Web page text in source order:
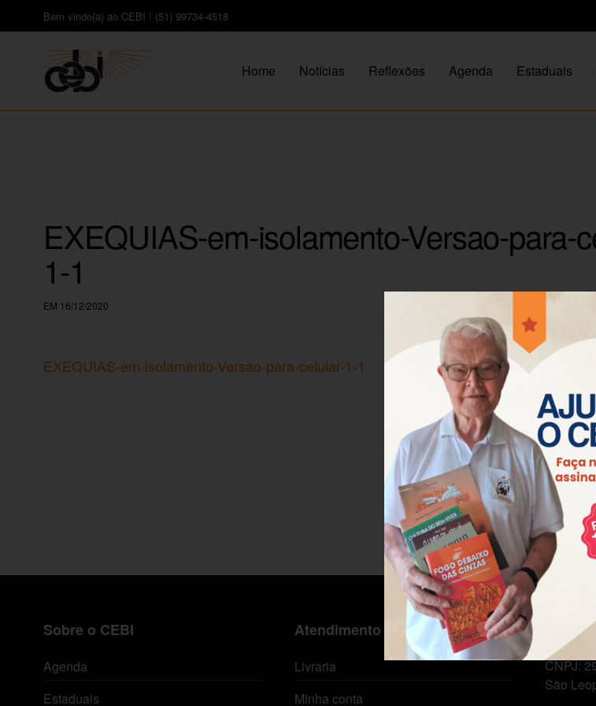
Bem vindo(a) ao CEBI ! (51) 99734-4518
Home Notícias Reflexões Agenda Estaduais
EXEQUIAS-em-isolamento-Versao-para-
1-1
EM 16/12/2020
EXEQUIAS-em-isolamento-Versao-para-celular-1-1
Sobre o CEBI
Agenda
Estaduais
Atendimento ao Cliente
Livraria
Minha conta
CNPJ:
São